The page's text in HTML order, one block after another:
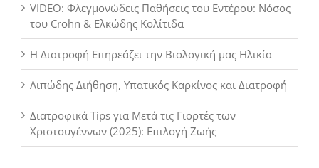
VIDEO: Φλεγμονώδεις Παθήσεις του Εντέρου: Νόσος
του Crohn & Ελκώδης Κολίτιδα
Η Διατροφή Επηρεάζει την Βιολογική μας Ηλικία
Λιπώδης Διήθηση, Υπατικός Καρκίνος και Διατροφή
Διατροφικά Tips για Μετά τις Γιορτές των
Χριστουγέννων (2025): Επιλογή Ζωής